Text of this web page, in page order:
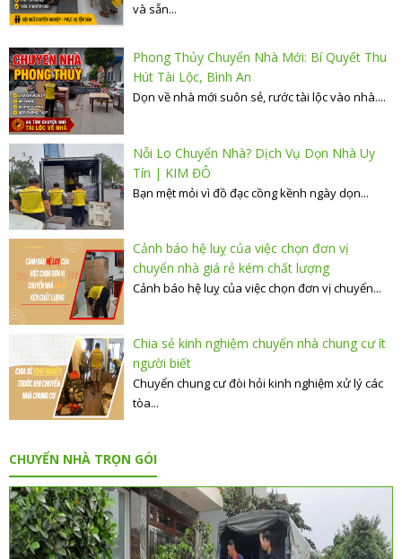
và sẵn...
Phong Thủy Chuyển Nhà Mới: Bí Quyết Thu
Hút Tài Lộc, Bình An
Dọn về nhà mới suôn sẻ, rước tài lộc vào nhà....
Nỗi Lo Chuyển Nhà? Dịch Vụ Dọn Nhà Uy
Tín | KIM ĐÔ
Bạn mệt mỏi vì đồ đạc cồng kềnh ngày dọn...
Cảnh báo hệ luỵ của việc chọn đơn vị
chuyển nhà giá rẻ kém chất lượng
Cảnh báo hệ luỵ của việc chọn đơn vị chuyển...
Chia sẻ kinh nghiệm chuyển nhà chung cư ít
người biết
Chuyển chung cư đòi hỏi kinh nghiệm xử lý các
tòa...
CHUYỂN NHÀ TRỌN GÓI